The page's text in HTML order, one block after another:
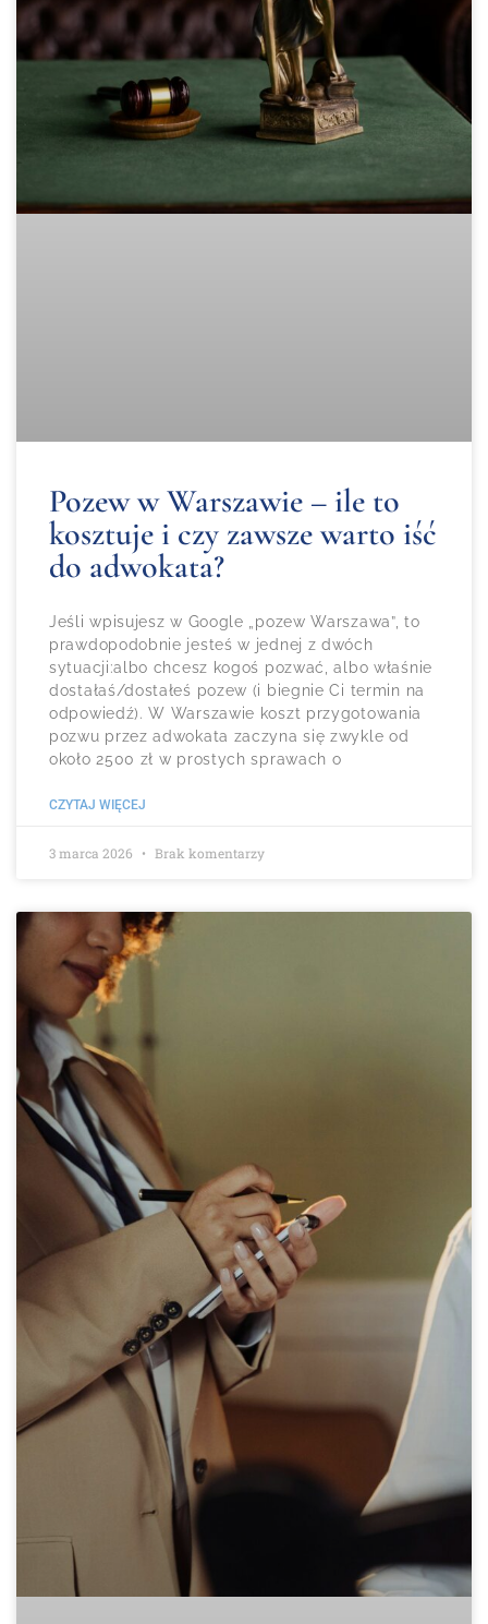
Pozew w Warszawie – ile to
kosztuje i czy zawsze warto iść
do adwokata?
Jeśli wpisujesz w Google „pozew Warszawa”, to
prawdopodobnie jesteś w jednej z dwóch
sytuacji:albo chcesz kogoś pozwać, albo właśnie
dostałaś/dostałeś pozew (i biegnie Ci termin na
odpowiedź). W Warszawie koszt przygotowania
pozwu przez adwokata zaczyna się zwykle od
około 2500 zł w prostych sprawach o
CZYTAJ WIĘCEJ
3 marca 2026 Brak komentarzy